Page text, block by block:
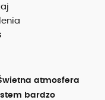
atmosfera
bardzo